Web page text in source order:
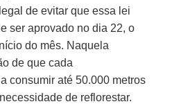
de evitar que essa lei
ser aprovado no dia 22, o
do mês. Naquela
de que cada
consumir até 50.000 metros
de reflorestar.